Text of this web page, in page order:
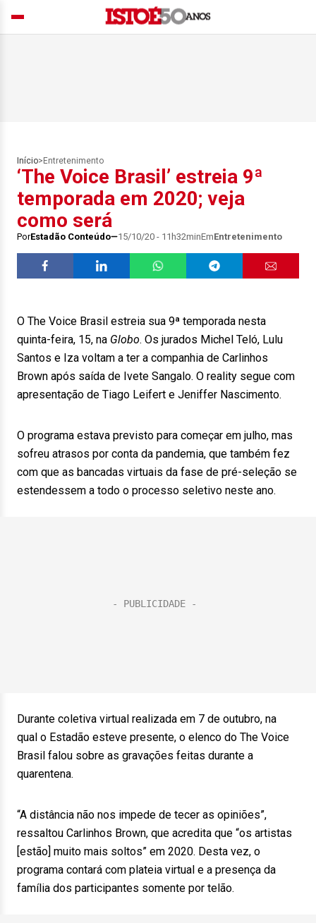
Início> Entretenimento
‘The Voice Brasil’ estreia 9ª
temporada em 2020; veja
como será
PorEstadão Conteúdo 15/10/20 - 11h32minEmEntretenimento
O The Voice Brasil estreia sua 9ª temporada nesta
quinta-feira, 15, na Globo. Os jurados Michel Teló, Lulu
Santos e Iza voltam a ter a companhia de Carlinhos
Brown após saída de Ivete Sangalo. O reality segue com
apresentação de Tiago Leifert e Jeniffer Nascimento.
O programa estava previsto para começar em julho, mas
sofreu atrasos por conta da pandemia, que também fez
com que as bancadas virtuais da fase de pré-seleção se
estendessem a todo o processo seletivo neste ano.
Durante coletiva virtual realizada em 7 de outubro, na
qual o Estadão esteve presente, o elenco do The Voice
Brasil falou sobre as gravações feitas durante a
quarentena.
“A distância não nos impede de tecer as opiniões”,
ressaltou Carlinhos Brown, que acredita que “os artistas
[estão] muito mais soltos” em 2020. Desta vez, o
programa contará com plateia virtual e a presença da
família dos participantes somente por telão.